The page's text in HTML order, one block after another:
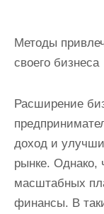
Методы
своего бизнеса
Расширение
доход и
рынке. Однако,
масштабных
финансы. В